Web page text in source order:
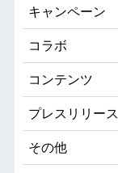
キャンペーン
コラボ
コンテンツ
プレスリリース
その他